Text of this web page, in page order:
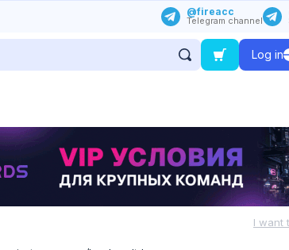
@fireacc
Telegram channel
Log in
I want